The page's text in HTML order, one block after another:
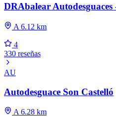
DRAbalear Autodesguaces
A 6.12 km
4
330 reseñas
AU
Autodesguace Son Castelló
A 6.28 km